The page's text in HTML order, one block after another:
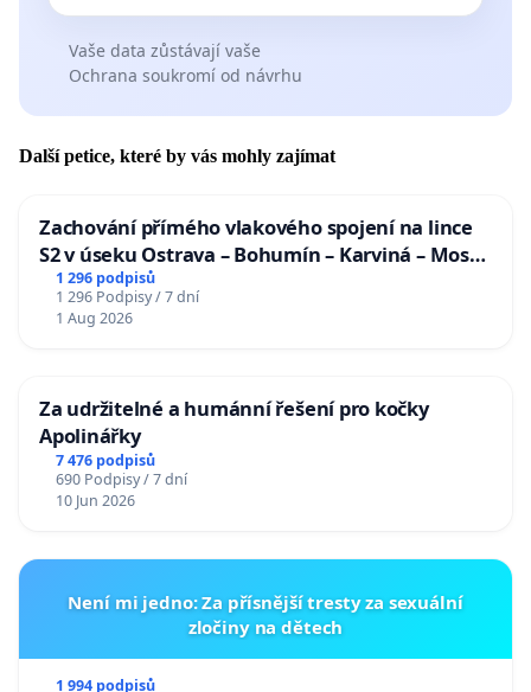
Vaše data zůstávají vaše
Ochrana soukromí od návrhu
Další petice, které by vás mohly zajímat
Zachování přímého vlakového spojení na lince
S2 v úseku Ostrava – Bohumín – Karviná – Mosty
u Jablunkova
1 296 podpisů
1 296 Podpisy / 7 dní
1 Aug 2026
Za udržitelné a humánní řešení pro kočky
Apolinářky
7 476 podpisů
690 Podpisy / 7 dní
10 Jun 2026
Není mi jedno: Za přísnější tresty za sexuální
zločiny na dětech
1 994 podpisů